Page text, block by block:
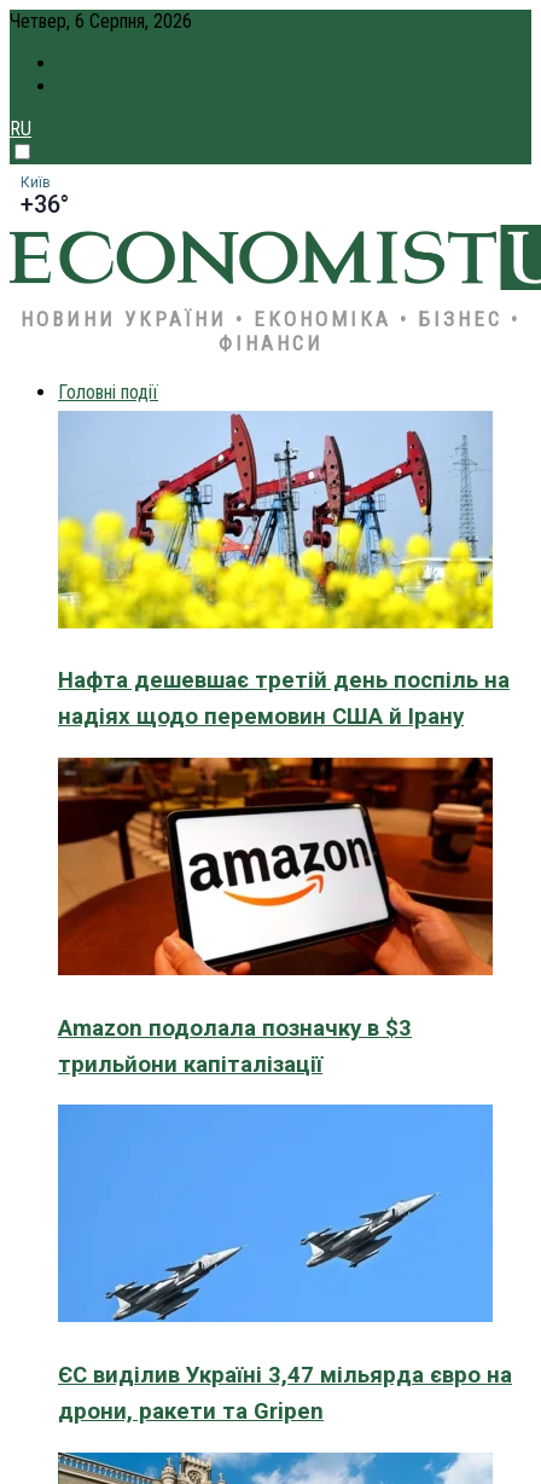
Четвер, 6 Серпня, 2026
RU
Київ
+36°
НОВИНИ УКРАЇНИ • ЕКОНОМІКА • БІЗНЕС •
ФІНАНСИ
Головні події
Нафта дешевшає третій день поспіль на
надіях щодо перемовин США й Ірану
Amazon подолала позначку в $3
трильйони капіталізації
ЄС виділив Україні 3,47 мільярда євро на
дрони, ракети та Gripen